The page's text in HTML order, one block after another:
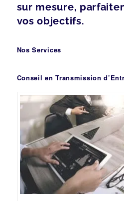
sur mesure,
vos objectifs.
Nos Services
Conseil en Transmission